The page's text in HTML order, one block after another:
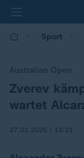
Sport
Australian Open
:
Zverev
wartet
27.01.2026 | 13:21